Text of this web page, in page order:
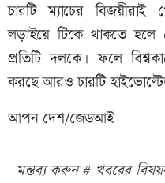
চারটি ম্যাচের বিজয়ীরাই
লড়াইয়ে টিকে থাকতে
প্রতিটি দলকে। ফলে
করছে আরও চারটি
আপন দেশ/জেডআই
মন্তব্য করুন # খবরের